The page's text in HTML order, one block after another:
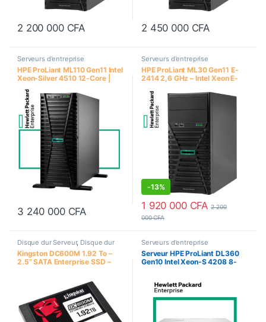
2 200 000 CFA 2 450 000 CFA
Serveurs d'entreprise
HPE ProLiant ML110 Gen11 Intel
Xeon-Silver 4510 12-Core |
480GB SSD+2 x HPE 2.4TB
HDD | 2 kits d’alimentation HPE
1000 W
3 240 000 CFA
Serveurs d'entreprise
HPE ProLiant ML30 Gen11 E-
2414 2,6 GHz – Intel Xeon E-
8MB)- RAM 32Go HPE DDR5 /
2 x 4To SSD- Format Tour 4U
-13%
1 920 000 CFA 2 200
000CFA
Disque dur Serveur, Disque dur
Interne Serveurs d'entreprise
Stockage de données
Kingston DC600M 1.92 To –
2.5” SATA Enterprise SSD –
Serveurs d'entreprise
Serveur HPE ProLiant DL360
Gen10 Intel Xeon-S 4208 8-
HPE 800W Flex Slot Platinum
Hot Plug